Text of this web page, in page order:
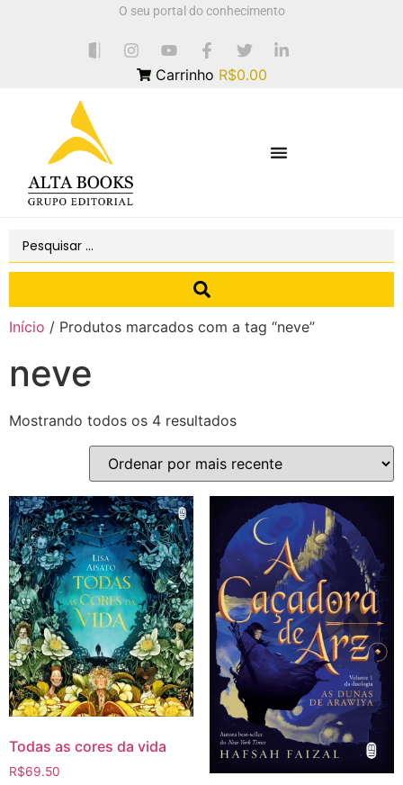
O seu portal do conhecimento
Carrinho R$0.00
Início / Produtos marcados com a tag “neve”
neve
Mostrando todos os 4 resultados
Todas as cores da vida
R$69.50